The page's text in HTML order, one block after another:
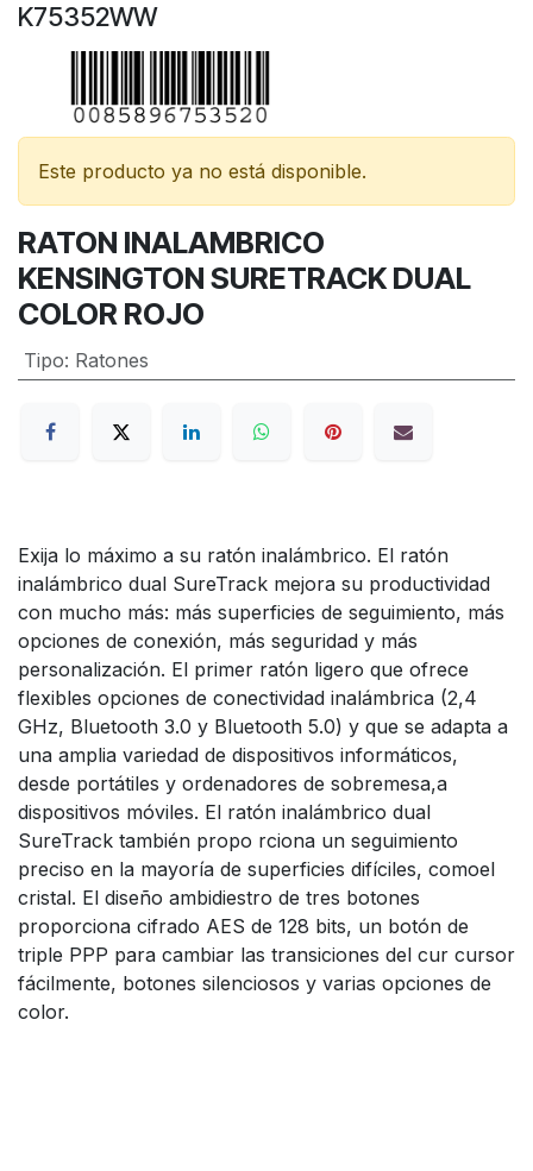
K75352WW
Este producto ya no está disponible.
RATON INALAMBRICO
KENSINGTON SURETRACK DUAL
COLOR ROJO
Tipo: Ratones
Exija lo máximo a su ratón inalámbrico. El ratón
inalámbrico dual SureTrack mejora su productividad
con mucho más: más superficies de seguimiento, más
opciones de conexión, más seguridad y más
personalización. El primer ratón ligero que ofrece
flexibles opciones de conectividad inalámbrica (2,4
GHz, Bluetooth 3.0 y Bluetooth 5.0) y que se adapta a
una amplia variedad de dispositivos informáticos,
desde portátiles y ordenadores de sobremesa,a
dispositivos móviles. El ratón inalámbrico dual
SureTrack también propo rciona un seguimiento
preciso en la mayoría de superficies difíciles, comoel
cristal. El diseño ambidiestro de tres botones
proporciona cifrado AES de 128 bits, un botón de
triple PPP para cambiar las transiciones del cur cursor
fácilmente, botones silenciosos y varias opciones de
color.